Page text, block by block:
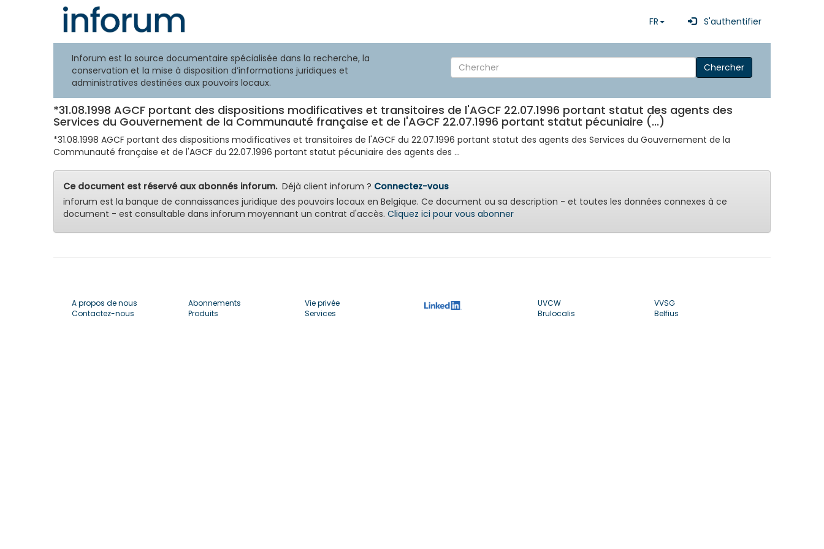
FR S'authentifier
Inforum est la source documentaire spécialisée dans la recherche, la
conservation et la mise à disposition d’informations juridiques et
administratives destinées aux pouvoirs locaux.
Chercher
*31.08.1998 AGCF portant des dispositions modificatives et transitoires de l'AGCF 22.07.1996 portant statut des agents des
Services du Gouvernement de la Communauté française et de l'AGCF 22.07.1996 portant statut pécuniaire (...)
*31.08.1998 AGCF portant des dispositions modificatives et transitoires de l'AGCF du 22.07.1996 portant statut des agents des Services du Gouvernement de la
Communauté française et de l'AGCF du 22.07.1996 portant statut pécuniaire des agents des ...
Ce document est réservé aux abonnés inforum.Déjà client inforum ? Connectez-vous
inforum est la banque de connaissances juridique des pouvoirs locaux en Belgique. Ce document ou sa description - et toutes les données connexes à ce
document - est consultable dans inforum moyennant un contrat d'accès. Cliquez ici pour vous abonner
A propos de nous
Contactez-nous
Abonnements
Produits
Vie privée
Services
UVCW
Brulocalis
VVSG
Belfius